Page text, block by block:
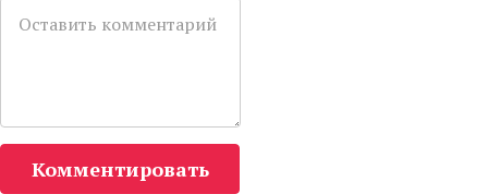
Комментировать